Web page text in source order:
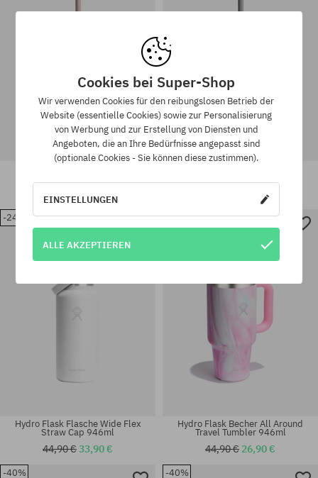
39,90 € 26,90 € 26,90 €
-24%
Hydro Flask Flasche Wide Flex
Straw Cap 946ml
44,90 €33,90 €
-40%
Hydro Flask Becher All Around
Travel Tumbler 946ml
44,90 € 26,90 €
-40% -40%
Cookies bei Super-Shop
Wir verwenden Cookies für den reibungslosen Betrieb der
Website (essentielle Cookies) sowie zur Personalisierung
von Werbung und zur Erstellung von Diensten und
Angeboten, die an Ihre Bedürfnisse angepasst sind
(optionale Cookies - Sie können diese zustimmen).
EINSTELLUNGEN
ALLE AKZEPTIEREN